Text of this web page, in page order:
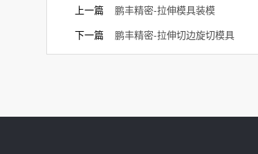
上一篇鹏丰精密-拉伸模具装模
下一篇鹏丰精密-拉伸切边旋切模具